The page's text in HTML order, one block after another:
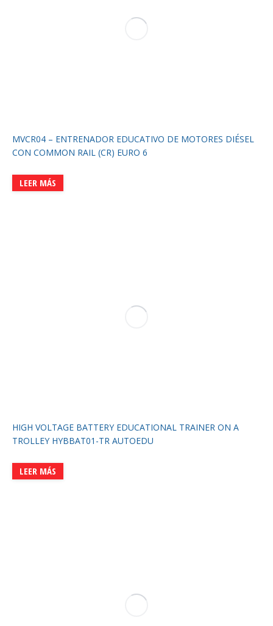
MVCR04 – ENTRENADOR EDUCATIVO DE MOTORES DIÉSEL
CON COMMON RAIL (CR) EURO 6
LEER MÁS
HIGH VOLTAGE BATTERY EDUCATIONAL TRAINER ON A
TROLLEY HYBBAT01-TR AUTOEDU
LEER MÁS